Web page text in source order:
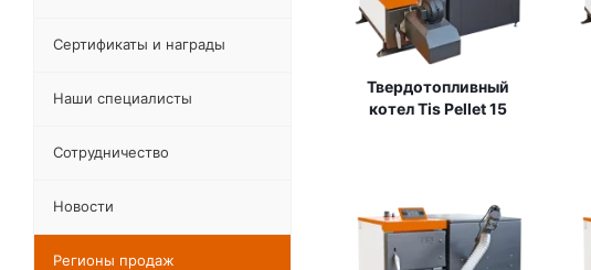
Твердотопливный
котел Tis Pellet 15
Сертификаты и награды
Наши специалисты
Сотрудничество
Новости
Регионы продаж